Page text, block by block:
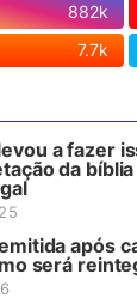
882k
7.7k
a fazer
da
após
será